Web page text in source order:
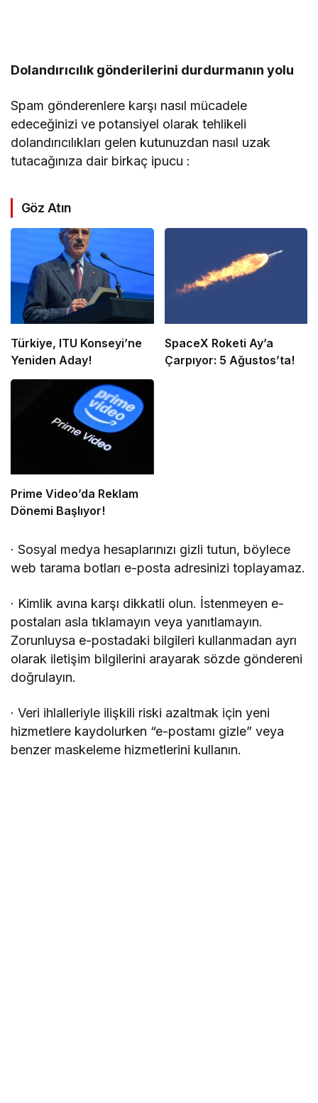
Dolandırıcılık gönderilerini durdurmanın yolu
Spam gönderenlere karşı nasıl mücadele
edeceğinizi ve potansiyel olarak tehlikeli
dolandırıcılıkları gelen kutunuzdan nasıl uzak
tutacağınıza dair birkaç ipucu :
Göz Atın
Türkiye, ITU Konseyi’ne
Yeniden Aday!
SpaceX Roketi Ay’a
Çarpıyor: 5 Ağustos’ta!
Prime Video’da Reklam
Dönemi Başlıyor!
· Sosyal medya hesaplarınızı gizli tutun, böylece
web tarama botları e-posta adresinizi toplayamaz.
· Kimlik avına karşı dikkatli olun. İstenmeyen e-
postaları asla tıklamayın veya yanıtlamayın.
Zorunluysa e-postadaki bilgileri kullanmadan ayrı
olarak iletişim bilgilerini arayarak sözde göndereni
doğrulayın.
· Veri ihlalleriyle ilişkili riski azaltmak için yeni
hizmetlere kaydolurken “e-postamı gizle” veya
benzer maskeleme hizmetlerini kullanın.